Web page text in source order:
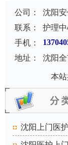
公司：
沈阳
联系：
护理
手机：
地址：
沈阳
本
沈阳上门医